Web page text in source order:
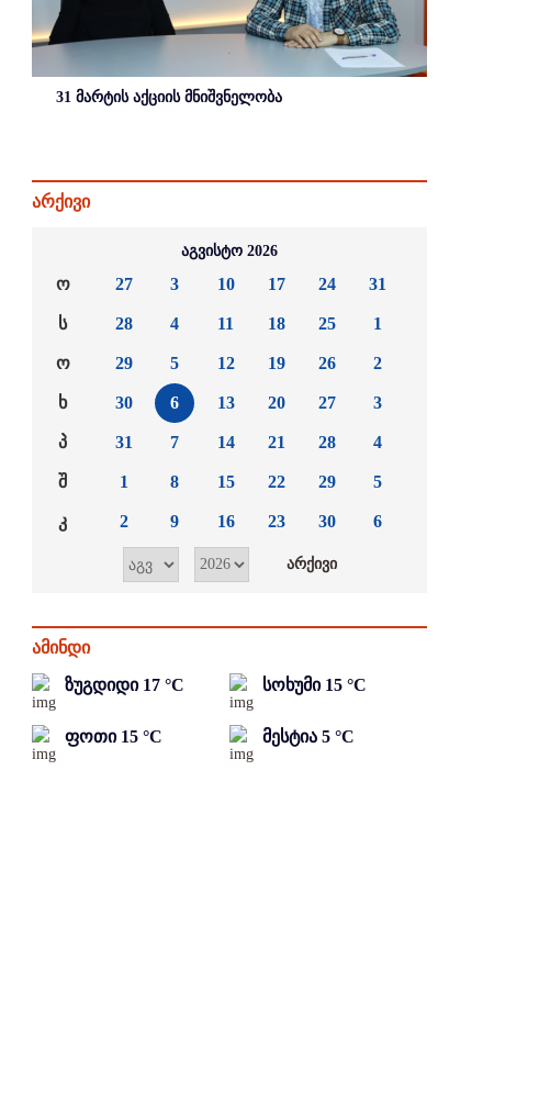
31 მარტის აქციის მნიშვნელობა
არქივი
აგვისტო 2026
ო
ს
ო
ხ
პ
შ
კ
27
28
29
30
31
1
2
3
4
5
6
7
8
9
10
11
12
13
14
15
16
17
18
19
20
21
22
23
24
25
26
27
28
29
30
31
1
2
3
4
5
6
ამინდი
ზუგდიდი 17 °C სოხუმი 15 °C
ფოთი 15 °C მესტია 5 °C